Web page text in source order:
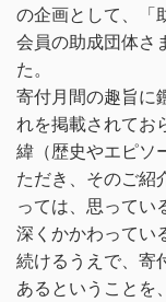
の企画として、「
会員の助成団体さ
た。
寄付月間の趣旨に
れを掲載されてお
緯（歴史やエピソ
ただき、そのご紹
っては、思ってい
深くかかわってい
続けるうえで、寄
あるということを